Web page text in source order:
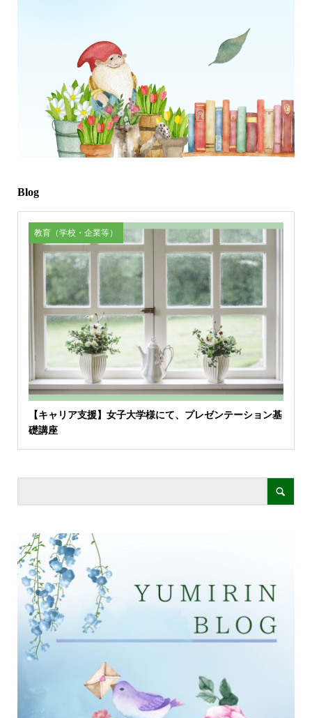
Blog
教育（学校・企業等）
【キャリア支援】女子大学様にて、プレゼンテーション基
礎講座